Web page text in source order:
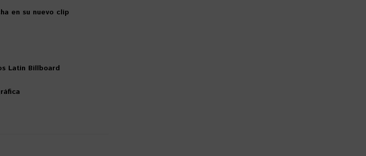
en su nuevo clip
Latin Billboard